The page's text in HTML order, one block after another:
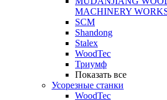
MACHINERY
SCM
Shandong
Stalex
WoodTec
Триумф
Показать все
Усорезные станки
WoodTec